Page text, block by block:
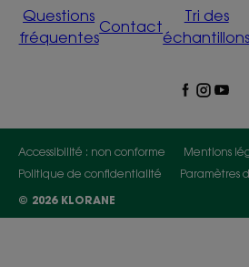
Questions
fréquentes
Contact
Tri des
échantillons
Accessibilité : non conforme
Mentions
Politique de confidentialité
Paramètres
© 2026 KLORANE